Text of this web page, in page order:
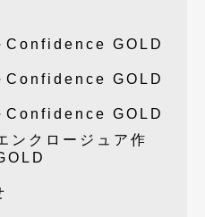
GOLD
GOLD
GOLD
クロージュア作